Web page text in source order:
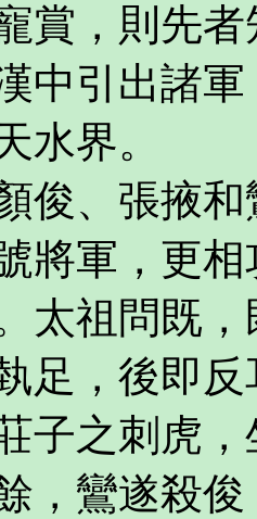
賞，則先
中引出諸
水界。
俊、張掖
將軍，更
太祖問既
足，後即
子之刺虎
，鸞遂殺